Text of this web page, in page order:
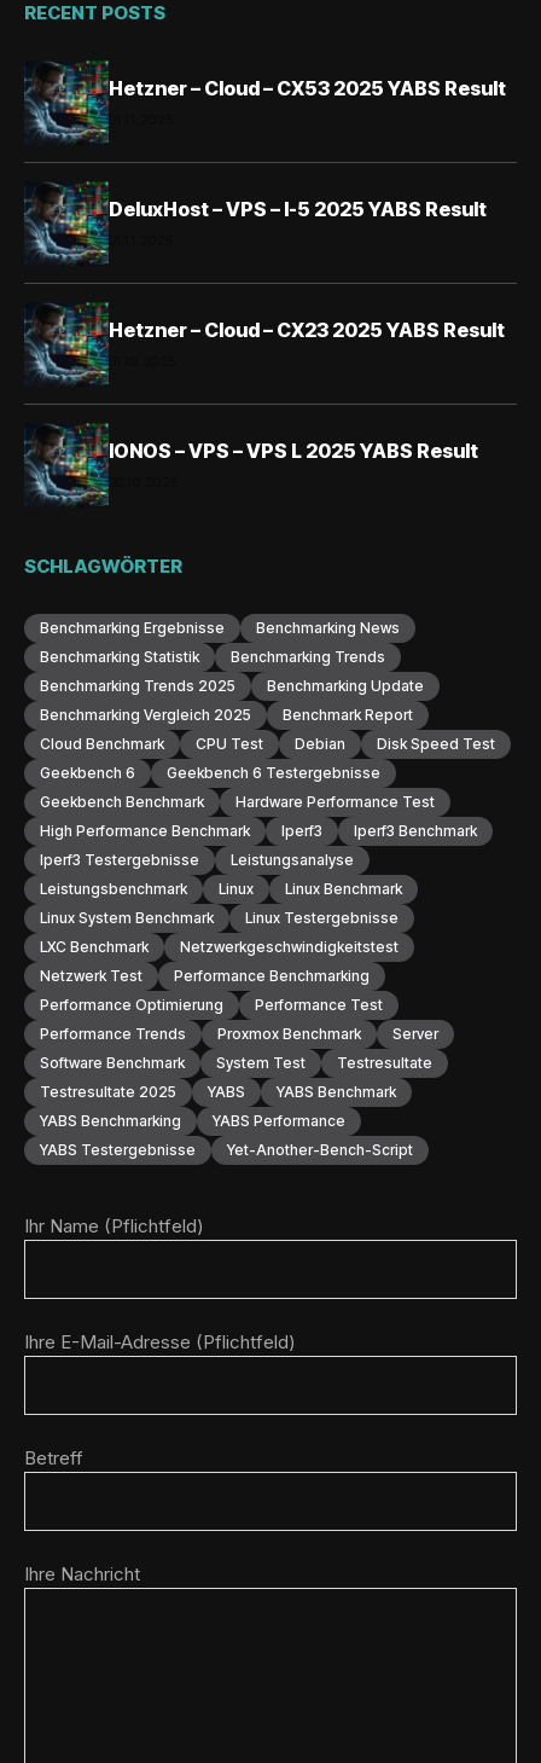
RECENT POSTS
Hetzner – Cloud – CX53 2025 YABS Result
DeluxHost – VPS – I-5 2025 YABS Result
Hetzner – Cloud – CX23 2025 YABS Result
IONOS – VPS – VPS L 2025 YABS Result
SCHLAGWÖRTER
Benchmarking Ergebnisse
Benchmarking News
Benchmarking Statistik
Benchmarking Trends
Benchmarking Trends 2025
Benchmarking Update
Benchmarking Vergleich 2025
Benchmark Report
Cloud Benchmark
CPU Test Debian
Disk Speed Test
Geekbench 6
Geekbench 6 Testergebnisse
Geekbench Benchmark
Hardware Performance Test
High Performance Benchmark
Iperf3
Iperf3 Benchmark
Iperf3 Testergebnisse
Leistungsanalyse
Leistungsbenchmark
Linux
Linux Benchmark
Linux System Benchmark
Linux Testergebnisse
LXC Benchmark
Netzwerkgeschwindigkeitstest
Netzwerk Test
Performance Benchmarking
Performance Optimierung
Performance Test
Performance Trends
Proxmox Benchmark
Server
Software Benchmark
System Test
Testresultate
Testresultate 2025
YABS
YABS Benchmark
YABS Benchmarking
YABS Performance
YABS Testergebnisse
Yet-Another-Bench-Script
Ihr Name (Pflichtfeld)
Ihre E-Mail-Adresse (Pflichtfeld)
Betreff
Ihre Nachricht